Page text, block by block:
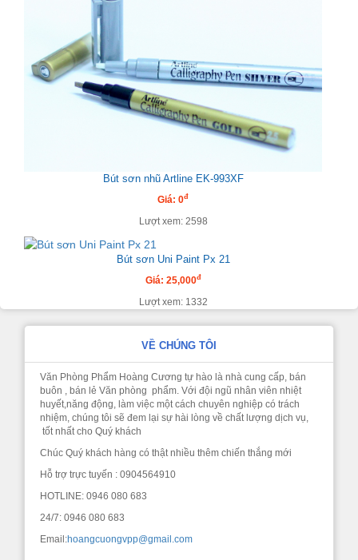
Bút sơn nhũ Artline EK-993XF
Giá: 0đ
Lượt xem: 2598
Bút sơn Uni Paint Px 21
Giá: 25,000đ
Lượt xem: 1332
VỀ CHÚNG TÔI
Văn Phòng Phẩm Hoàng Cương tự hào là nhà cung cấp, bán
buôn , bán lẻ Văn phòng phẩm. Với đội ngũ nhân viên nhiệt
huyết,năng động, làm việc một cách chuyên nghiệp có trách
nhiệm, chúng tôi sẽ đem lại sự hài lòng về chất lượng dịch vụ,
tốt nhất cho Quý khách
Chúc Quý khách hàng có thật nhiều thêm chiến thắng mới
Hỗ trợ trực tuyến : 0904564910
HOTLINE: 0946 080 683
24/7: 0946 080 683
Email:hoangcuongvpp@gmail.com